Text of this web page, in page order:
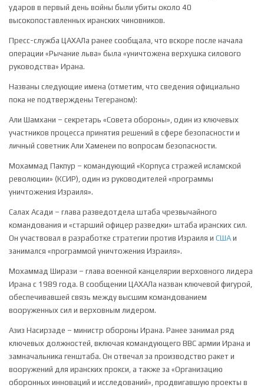
ударов в первый день войны были убиты около 40
высокопоставленных иранских чиновников.
Пресс-служба ЦАХАЛа ранее сообщала, что вскоре после начала
операции «Рычание льва» была «уничтожена верхушка силового
руководства» Ирана.
Названы следующие имена (отметим, что сведения официально
пока не подтверждены Тегераном):
Али Шамхани – секретарь «Совета обороны», один из ключевых
участников процесса принятия решений в сфере безопасности и
личный советник Али Хаменеи по вопросам безопасности.
Мохаммад Пакпур – командующий «Корпуса стражей исламской
революции» (КСИР), один из руководителей «программы
уничтожения Израиля».
Салах Асади – глава разведотдела штаба чрезвычайного
командования и «старший офицер разведки» штаба иранских сил.
Он участвовал в разработке стратегии против Израиля и США и
занимался «программой уничтожения Израиля».
Мохаммад Ширази – глава военной канцелярии верховного лидера
Ирана с 1989 года. В сообщении ЦАХАЛа назван ключевой фигурой,
обеспечивавшей связь между высшим командованием
вооруженных сил и верховным лидером.
Азиз Насирзаде – министр обороны Ирана. Ранее занимал ряд
ключевых должностей, включая командующего ВВС армии Ирана и
замначальника генштаба. Он отвечал за производство ракет и
вооружений для иранских прокси, а также за «Организацию
оборонных инноваций и исследований», продвигавшую проекты в